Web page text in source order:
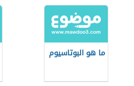
ما هو البوتاسيوم